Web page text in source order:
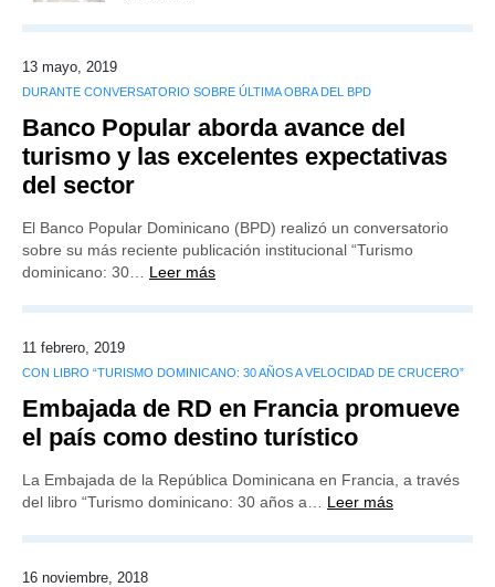
13 mayo, 2019
DURANTE CONVERSATORIO SOBRE ÚLTIMA OBRA DEL BPD
Banco Popular aborda avance del
turismo y las excelentes expectativas
del sector
El Banco Popular Dominicano (BPD) realizó un conversatorio
sobre su más reciente publicación institucional “Turismo
dominicano: 30… Leer más
11 febrero, 2019
CON LIBRO “TURISMO DOMINICANO: 30 AÑOS A VELOCIDAD DE CRUCERO”
Embajada de RD en Francia promueve
el país como destino turístico
La Embajada de la República Dominicana en Francia, a través
del libro “Turismo dominicano: 30 años a… Leer más
16 noviembre, 2018